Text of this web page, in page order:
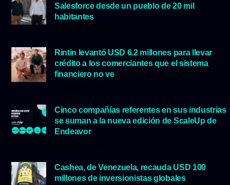
Salesforce desde un pueblo de 20 mil
habitantes
Rintin levantó USD 6.2 millones para llevar
crédito a los comerciantes que el sistema
financiero no ve
Cinco compañías referentes en sus industrias
se suman a la nueva edición de ScaleUp de
Endeavor
Cashea, de Venezuela, recauda USD 100
millones de inversionistas globales